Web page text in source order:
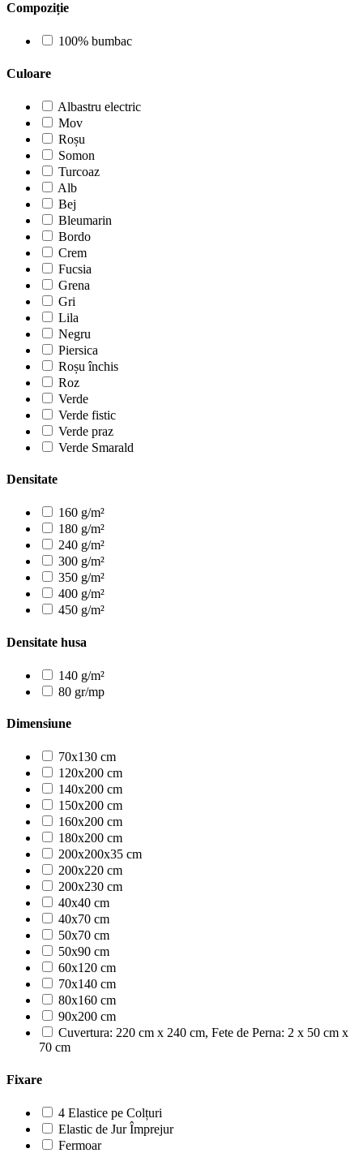
Compoziție
100% bumbac
Culoare
Albastru electric
Mov
Roșu
Somon
Turcoaz
Alb
Bej
Bleumarin
Bordo
Crem
Fucsia
Grena
Gri
Lila
Negru
Piersica
Roșu închis
Roz
Verde
Verde fistic
Verde praz
Verde Smarald
Densitate
160 g/m²
180 g/m²
240 g/m²
300 g/m²
350 g/m²
400 g/m²
450 g/m²
Densitate husa
140 g/m²
80 gr/mp
Dimensiune
70x130 cm
120x200 cm
140x200 cm
150x200 cm
160x200 cm
180x200 cm
200x200x35 cm
200x220 cm
200x230 cm
40x40 cm
40x70 cm
50x70 cm
50x90 cm
60x120 cm
70x140 cm
80x160 cm
90x200 cm
Cuvertura: 220 cm x 240 cm, Fete de Perna: 2 x 50 cm x
70 cm
Fixare
4 Elastice pe Colțuri
Elastic de Jur Împrejur
Fermoar